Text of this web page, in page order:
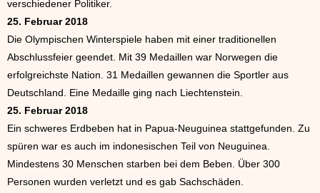
verschiedener Politiker.
25. Februar 2018
Die Olympischen Winterspiele haben mit einer traditionellen
Abschlussfeier geendet. Mit 39 Medaillen war Norwegen die
erfolgreichste Nation. 31 Medaillen gewannen die Sportler aus
Deutschland. Eine Medaille ging nach Liechtenstein.
25. Februar 2018
Ein schweres Erdbeben hat in Papua-Neuguinea stattgefunden. Zu
spüren war es auch im indonesischen Teil von Neuguinea.
Mindestens 30 Menschen starben bei dem Beben. Über 300
Personen wurden verletzt und es gab Sachschäden.